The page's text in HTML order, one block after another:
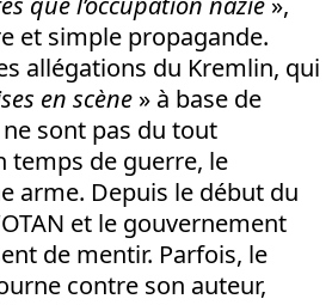
et simple propagande.
allégations du Kremlin, qui
en scène » à base de
ne sont pas du tout
temps de guerre, le
arme. Depuis le début du
et le gouvernement
de mentir. Parfois, le
contre son auteur,